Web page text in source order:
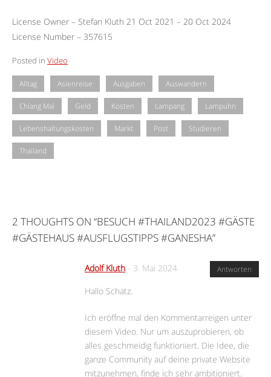
License Owner – Stefan Kluth 21 Oct 2021 – 20 Oct 2024
License Number – 357615
Posted in Video
Alltag Asienreise Ausgaben Auswandern
Chiang Mai Geld Kosten Lampang Lampuhn
Lebenshaltungskosten Markt Post Studieren
Thailand
2 THOUGHTS ON “BESUCH #THAILAND2023 #GÄSTE
#GÄSTEHAUS #AUSFLUGSTIPPS #GANESHA”
Antworten
Adolf Kluth - 3. Mai 2024
Hallo Schatz.
Ich eröffne mal den Kommentarreigen unter
diesem Video. Nur um auszuprobieren, ob
alles geschmeidig funktioniert. Die Idee, die
ganze Community auf deine private Website
mitzunehmen, finde ich sehr ambitioniert.